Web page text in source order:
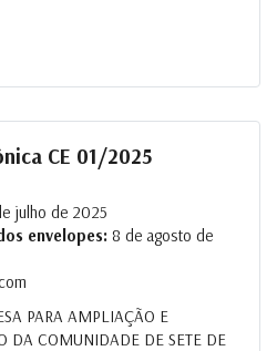
CE 01/2025
julho de 2025
envelopes: 8 de agosto de
PARA AMPLIAÇÃO E
DA COMUNIDADE DE SETE DE